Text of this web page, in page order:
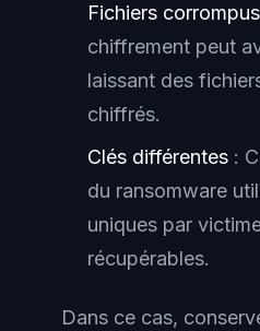
Fichiers corrompus
chiffrement peut
laissant des
chiffrés.
Clés différentes :
du ransomware
uniques par
récupérables.
Dans ce cas,